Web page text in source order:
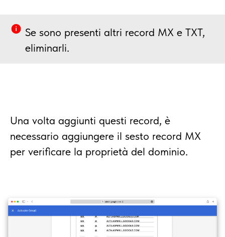
Se sono presenti altri record MX e TXT,
eliminarli.
Una volta aggiunti questi record, è
necessario aggiungere il sesto record MX
per verificare la proprietà del dominio.